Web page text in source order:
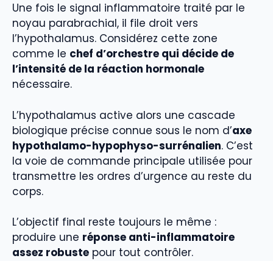
Une fois le signal inflammatoire traité par le
noyau parabrachial, il file droit vers
l’hypothalamus. Considérez cette zone
comme le chef d’orchestre qui décide de
l’intensité de la réaction hormonale
nécessaire.
L’hypothalamus active alors une cascade
biologique précise connue sous le nom d’axe
hypothalamo-hypophyso-surrénalien. C’est
la voie de commande principale utilisée pour
transmettre les ordres d’urgence au reste du
corps.
L’objectif final reste toujours le même :
produire une réponse anti-inflammatoire
assez robuste pour tout contrôler.